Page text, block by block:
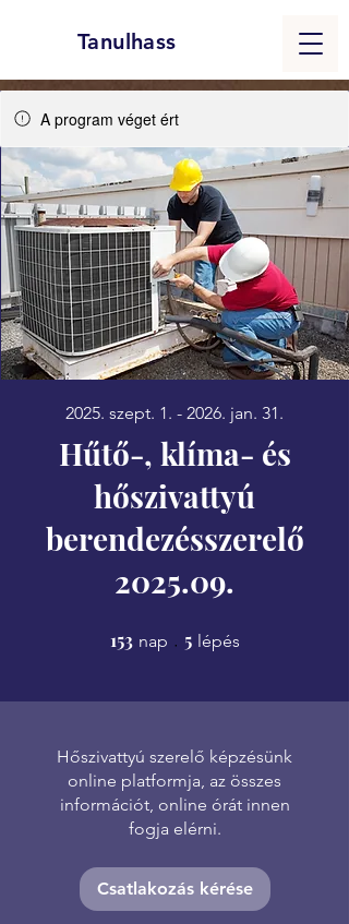
Tanulhass
A program véget ért
Hűtő-, klíma- és
hőszivattyú
berendezésszerelő
2025.09.
2025. szept. 1. - 2026. jan. 31.
153 nap 153 nap
5 lépés
Hőszivattyú szerelő képzésünk
online platformja, az összes
információt, online órát innen
fogja elérni.
Csatlakozás kérése